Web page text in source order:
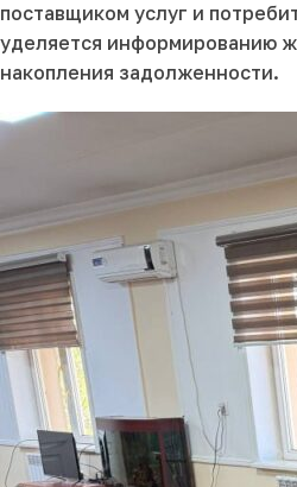
поставщиком услуг и
уделяется информированию
накопления задолженности.